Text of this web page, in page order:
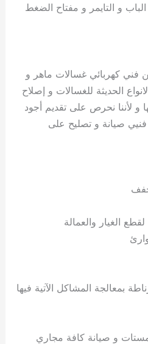
و التايمر و مفتاح الضغط
فني كهربائي غسالات ماهر و
الحديثة للغسالات و إصلاح
و لأننا نحرص على تقديم أجود
صيانة و تصليح على
بمعالجة المشاكل الآتية فيها
و صيانة كافة مجاري